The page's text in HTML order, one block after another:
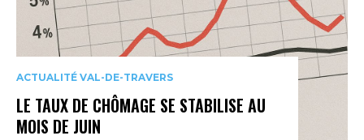
ACTUALITÉ VAL-DE-TRAVERS
LE TAUX DE CHÔMAGE SE STABILISE AU
MOIS DE JUIN